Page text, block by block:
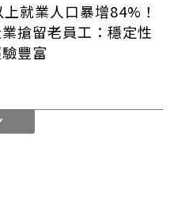
就業人口暴增84%！
搶留老員工：穩定性
豐富